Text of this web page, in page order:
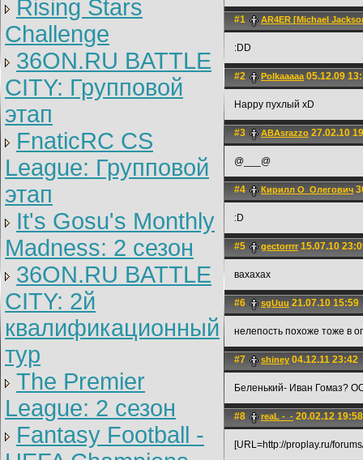
Rising Stars
Challenge
36ON.RU BATTLE
CITY: Групповой
этап
FnaticRC CS
League: Групповой
этап
It's Gosu's Monthly
Madness: 2 сезон
36ON.RU BATTLE
CITY: 2й
квалификационный
тур
The Premier
League: 2 cезон
Fantasy Football -
#1 AR4ER [Michael
:DD
#2 Polkaaaaa05.12.09
Happy пухлый xD
#3 ABAsrazzo 27.02.10
@___@
#4 Кирилл О_Олегович
:D
#5 gectorrrr 15.07.10
вахахах
#6 sgUuu 21.07.10 15:59
нелепость похоже тоже в
#7 shiney 04.12.11 23:42
Беленький- Иван Гомаз?
#8 reaL -_- 20.02.12 19:58
[URL=http://proplay.ru/